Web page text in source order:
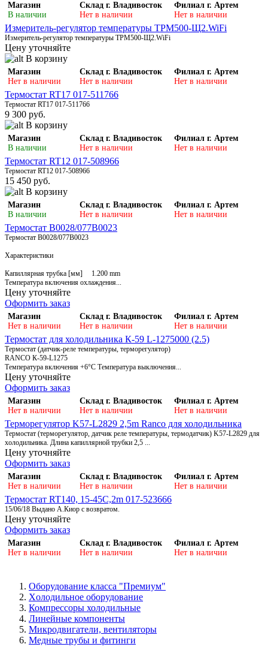
Магазин
В наличии
Склад г. Владивосток
Нет в наличии
Филиал г. Артем
Нет в наличии
Измеритель-регулятор температуры ТРМ500-Щ2.WiFi
Измеритель-регулятор температуры ТРМ500-Щ2.WiFi
Цену уточняйте
В корзину
Магазин
Нет в наличии
Склад г. Владивосток
Нет в наличии
Филиал г. Артем
Нет в наличии
Термостат RT17 017-511766
Термостат RT17 017-511766
9 300 руб.
В корзину
Магазин
В наличии
Склад г. Владивосток
Нет в наличии
Филиал г. Артем
Нет в наличии
Термостат RT12 017-508966
Термостат RT12 017-508966
15 450 руб.
В корзину
Магазин
В наличии
Склад г. Владивосток
Нет в наличии
Филиал г. Артем
Нет в наличии
Термостат В0028/077B0023
Термостат В0028/077B0023
Характеристики
Капиллярная трубка [мм] 1.200 mm
Температура включения охлаждения...
Цену уточняйте
Оформить заказ
Магазин
Нет в наличии
Склад г. Владивосток
Нет в наличии
Филиал г. Артем
Нет в наличии
Термостат для холодильника К-59 L-1275000 (2.5)
Термостат (датчик-реле температуры, терморегулятор)
RANCO К-59-L1275
Температура включения +6°С Температура выключения...
Цену уточняйте
Оформить заказ
Магазин
Нет в наличии
Склад г. Владивосток
Нет в наличии
Филиал г. Артем
Нет в наличии
Терморегулятор K57-L2829 2,5m Ranco для холодильника
Термостат (терморегулятор, датчик реле температуры, термодатчик) K57-L2829 для
холодильника. Длина капиллярной трубки 2,5 ...
Цену уточняйте
Оформить заказ
Магазин
Нет в наличии
Склад г. Владивосток
Нет в наличии
Филиал г. Артем
Нет в наличии
Термостат RT140, 15-45С,2m 017-523666
15/06/18 Выдано А.Киор с возвратом.
Цену уточняйте
Оформить заказ
Магазин
Нет в наличии
Склад г. Владивосток
Нет в наличии
Филиал г. Артем
Нет в наличии
Оборудование класса "Премиум"
Xолодильное оборудование
Компрессоры холодильные
Линейные компоненты
Микродвигатели, вентиляторы
Медные трубы и фитинги